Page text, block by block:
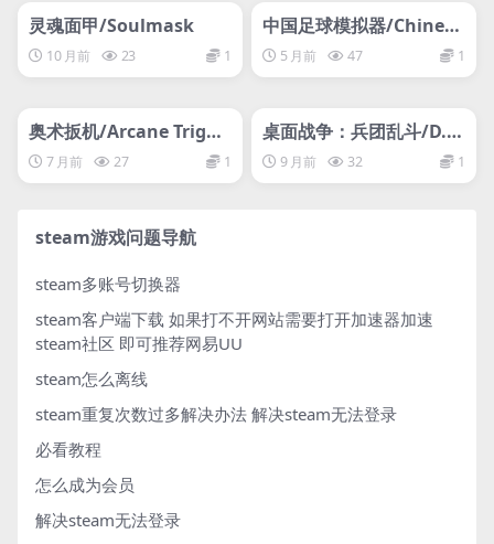
灵魂面甲/Soulmask
10 月前 23 1
中国足球模拟器/Chinese
Football Simulator
5 月前 47 1
奥术扳机/Arcane Trigge
r 7 月前 27 1
桌面战争：兵团乱斗/D.O.
T. Defence
9 月前 32 1
steam游戏问题导航
steam多账号切换器
steam客户端下载 如果打不开网站需要打开加速器加速
steam社区 即可推荐网易UU
steam怎么离线
steam重复次数过多解决办法 解决steam无法登录
必看教程
怎么成为会员
解决steam无法登录